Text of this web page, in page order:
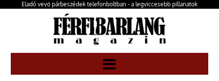
Eladó vevő párbeszédek telefonboltban - a legviccesebb pillanatok